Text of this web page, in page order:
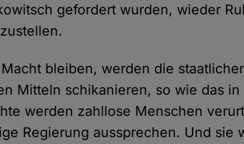
gefordert wurden, wieder
bleiben, werden die
Mitteln schikanieren, so wie das in
werden zahllose Menschen
Regierung aussprechen. Und sie